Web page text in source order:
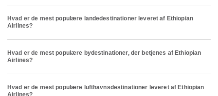
Hvad er de mest populære landedestinationer leveret af Ethiopian
Airlines?
Hvad er de mest populære bydestinationer, der betjenes af Ethiopian
Airlines?
Hvad er de mest populære lufthavnsdestinationer leveret af Ethiopian
Airlines?